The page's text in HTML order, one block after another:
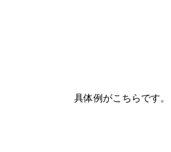
具体例がこちらです。